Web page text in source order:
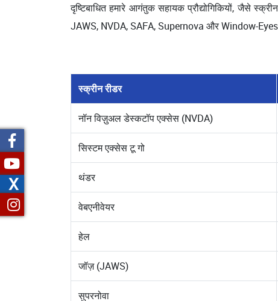
दृष्टिबाधित हमारे आगंतुक सहायक प्रौद्योगिकियों, जैसे
JAWS, NVDA, SAFA, Supernova और Window-Eyes।
स्क्रीन रीडर
नॉन विज़ुअल डेस्कटॉप एक्सेस (NVDA)
सिस्टम एक्सेस टू गो
थंडर
वेबएनीवेयर
हेल
जॉज़ (JAWS)
सुपरनोवा
X